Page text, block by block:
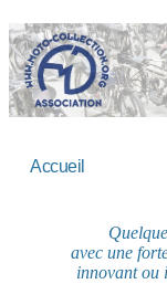
Accueil
avec une
innovant ou